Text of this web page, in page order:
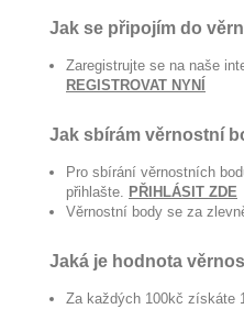
Jak se připojím do
Zaregistrujte se na naše
REGISTROVAT NYNÍ
Jak sbírám věrnostní
Pro sbírání věrnostních
přihlašte. PŘIHLÁSIT ZDE
Věrnostní body se za
Jaká je hodnota
Za každých 100kč získáte